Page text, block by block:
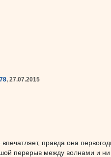
, 27.07.2015
правда она
перерыв между волнами и ни